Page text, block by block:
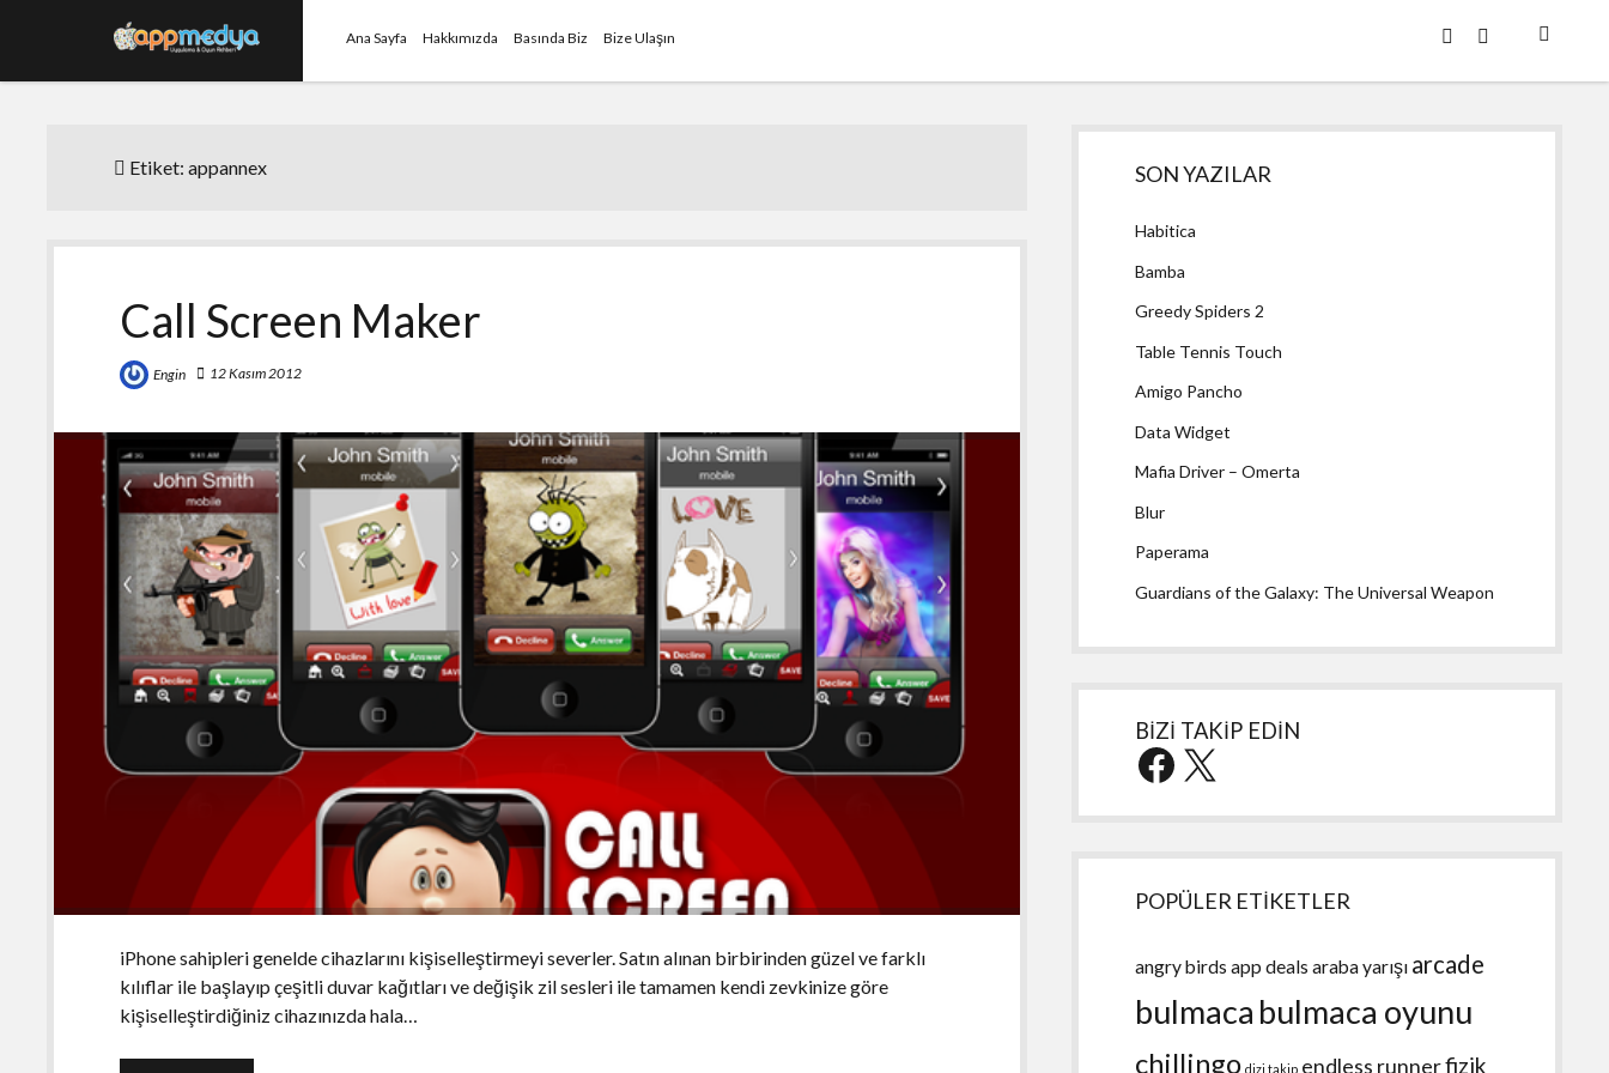
Ana Sayfa Hakkımızda Basında Biz Bize Ulaşın twitterfacebook
Etiket:appannex
Call Screen Maker
Engin 12 Kasım 2012
iPhone sahipleri genelde cihazlarını kişiselleştirmeyi severler. Satın alınan birbirinden güzel ve farklı
kılıflar ile başlayıp çeşitli duvar kağıtları ve değişik zil sesleri ile tamamen kendi zevkinize göre
kişiselleştirdiğiniz cihazınızda hala…
Yan
Menü
SON YAZILAR
Habitica
Bamba
Greedy Spiders 2
Table Tennis Touch
Amigo Pancho
Data Widget
Mafia Driver – Omerta
Blur
Paperama
Guardians of the Galaxy: The Universal Weapon
BİZİ TAKİP EDİN
Facebook
X
POPÜLER ETİKETLER
angry birds app deals araba yarışı arcade
bulmaca bulmaca oyunu
chillingo dizi takip endless runnerfizik